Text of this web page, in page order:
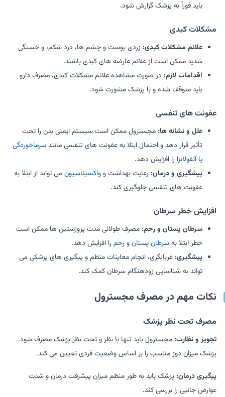
باید فوراً به پزشک گزارش شود.
مشکلات کبدی
علائم مشکلات کبدی: زردی پوست و چشم ها، درد شکم، و خستگی
شدید ممکن است از علائم عارضه های کبدی باشند.
اقدامات لازم: در صورت مشاهده علائم مشکلات کبدی، مصرف دارو
باید متوقف شده و با پزشک مشورت شود.
عفونت های تنفسی
علل و نشانه ها: مجسترول ممکن است سیستم ایمنی بدن را تحت
تأثیر قرار دهد و احتمال ابتلا به عفونت های تنفسی مانندسرماخوردگی
یاآنفولانزا را افزایش دهد.
پیشگیری و درمان: رعایت بهداشت وواکسیناسیون می تواند از ابتلا به
عفونت های تنفسی جلوگیری کند.
افزایش خطر سرطان
سرطان پستان و رحم: مصرف طولانی مدت پروژستین ها ممکن است
خطر ابتلا بهسرطان پستانو رحم را افزایش دهد.
پیشگیری: غربالگری، انجام معاینات منظم و پیگیری های پزشکی می
تواند به شناسایی زودهنگام سرطان کمک کند.
نکات مهم در مصرف مجسترول
مصرف تحت نظر پزشک
تجویز و نظارت: مجسترول باید تنها با نظر و تحت نظر پزشک مصرف شود.
پزشک میزان دوز مناسب را بر اساس وضعیت فردی تعیین می کند.
پیگیری درمان: پزشک باید به طور منظم میزان پیشرفت درمان و شدت
عوارض جانبی را بررسی کند.